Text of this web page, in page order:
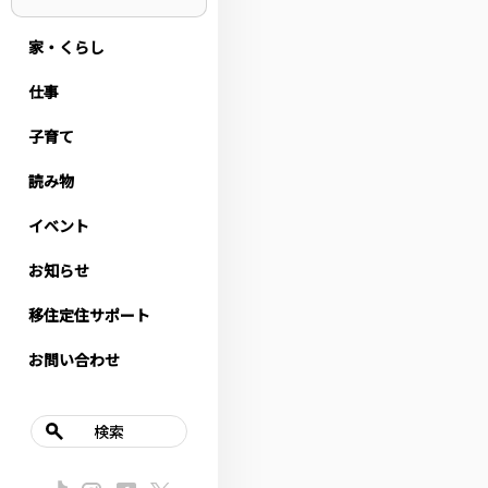
家・くらし
仕事
子育て
読み物
イベント
お知らせ
移住定住サポート
お問い合わせ
検索